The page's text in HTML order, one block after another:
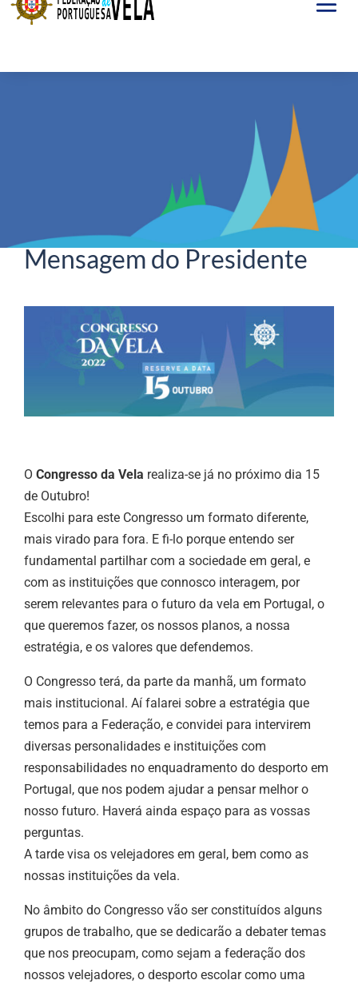
Congresso da Vela 2022 –
Mensagem do Presidente
OCongresso da Vela realiza-se já no próximo dia 15
de Outubro!
Escolhi para este Congresso um formato diferente,
mais virado para fora. E fi-lo porque entendo ser
fundamental partilhar com a sociedade em geral, e
com as instituições que connosco interagem, por
serem relevantes para o futuro da vela em Portugal, o
que queremos fazer, os nossos planos, a nossa
estratégia, e os valores que defendemos.
O Congresso terá, da parte da manhã, um formato
mais institucional. Aí falarei sobre a estratégia que
temos para a Federação, e convidei para intervirem
diversas personalidades e instituições com
responsabilidades no enquadramento do desporto em
Portugal, que nos podem ajudar a pensar melhor o
nosso futuro. Haverá ainda espaço para as vossas
perguntas.
A tarde visa os velejadores em geral, bem como as
nossas instituições da vela.
No âmbito do Congresso vão ser constituídos alguns
grupos de trabalho, que se dedicarão a debater temas
que nos preocupam, como sejam a federação dos
nossos velejadores, o desporto escolar como uma